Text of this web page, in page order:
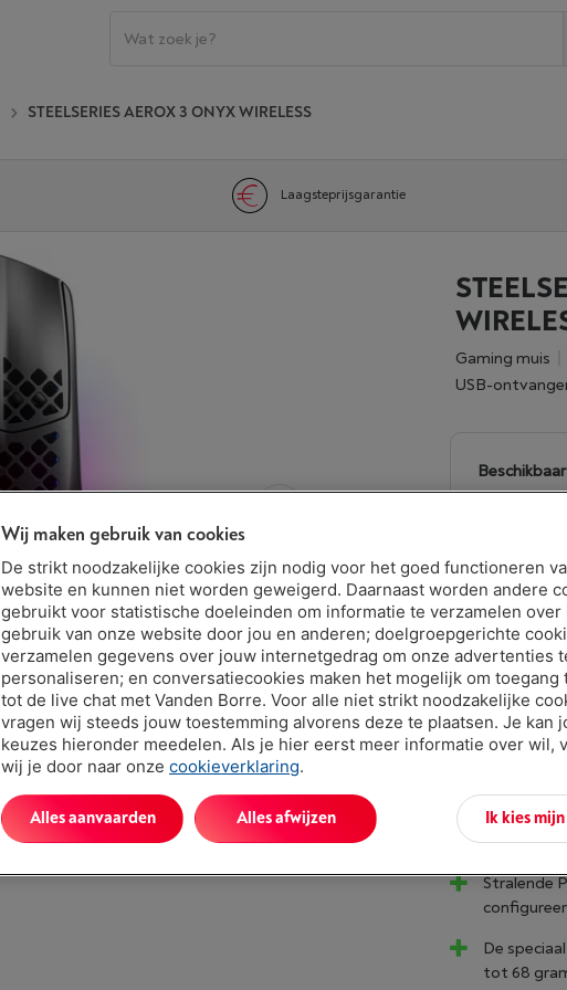
STEELSERIES AEROX 3 ONYX WIRELESS
Laagsteprijsgarantie
Gaming muis
USB-
Let op,
Stralende
De
tot 68
Wij maken gebruik van cookies
De strikt noodzakelijke cookies zijn nodig voor het goed functioneren
website en kunnen niet worden geweigerd. Daarnaast worden andere
gebruikt voor statistische doeleinden om informatie te verzamelen over
gebruik van onze website door jou en anderen; doelgroepgerichte
verzamelen gegevens over jouw internetgedrag om onze advertenties
personaliseren; en conversatiecookies maken het mogelijk om toegang
tot de live chat met Vanden Borre. Voor alle niet strikt noodzakelijke
vragen wij steeds jouw toestemming alvorens deze te plaatsen. Je kan
keuzes hieronder meedelen. Als je hier eerst meer informatie over wil,
wij je door naar onze cookieverklaring.
Ik kies
Alles afwijzen
Alles aanvaarden